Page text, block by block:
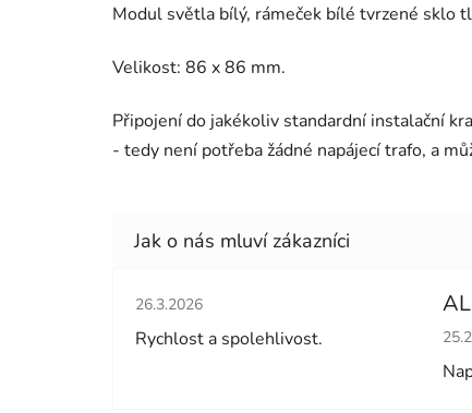
Modul světla bílý, rámeček bílé tvrzené sklo
Velikost: 86 x 86 mm.
Připojení do jakékoliv standardní instalační
- tedy není potřeba žádné napájecí trafo, a
Hodnocení obchodu je 5 z 5 hvězdiček.
26.3.2026
Rychlost a spolehlivost.